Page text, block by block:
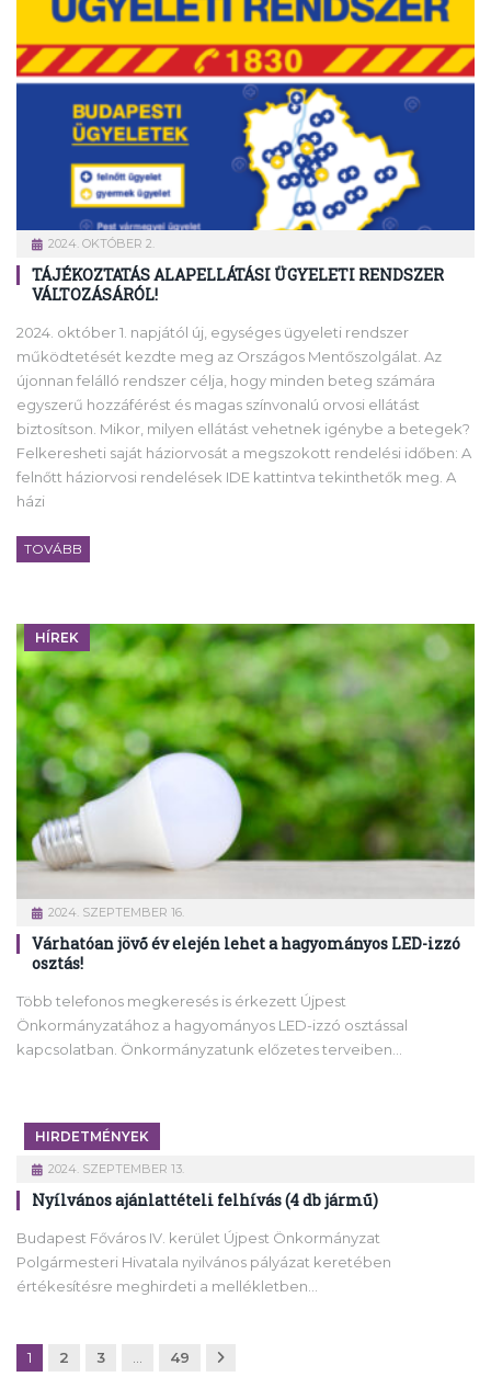
2024. OKTÓBER 2.
TÁJÉKOZTATÁS ALAPELLÁTÁSI ÜGYELETI RENDSZER
VÁLTOZÁSÁRÓL!
2024. október 1. napjától új, egységes ügyeleti rendszer
működtetését kezdte meg az Országos Mentőszolgálat. Az
újonnan felálló rendszer célja, hogy minden beteg számára
egyszerű hozzáférést és magas színvonalú orvosi ellátást
biztosítson. Mikor, milyen ellátást vehetnek igénybe a betegek?
Felkeresheti saját háziorvosát a megszokott rendelési időben: A
felnőtt háziorvosi rendelések IDE kattintva tekinthetők meg. A
házi
TOVÁBB
HÍREK
2024. SZEPTEMBER 16.
Várhatóan jövő év elején lehet a hagyományos LED-izzó
osztás!
Több telefonos megkeresés is érkezett Újpest
Önkormányzatához a hagyományos LED-izzó osztással
kapcsolatban. Önkormányzatunk előzetes terveiben…
HIRDETMÉNYEK
2024. SZEPTEMBER 13.
Nyílvános ajánlattételi felhívás (4 db jármű)
Budapest Főváros IV. kerület Újpest Önkormányzat
Polgármesteri Hivatala nyilvános pályázat keretében
értékesítésre meghirdeti a mellékletben…
1 2 3 49 Következő